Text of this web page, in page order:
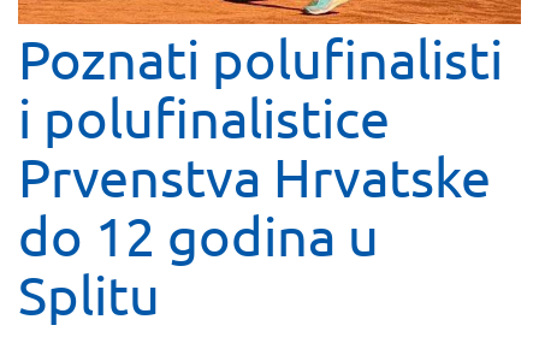
Poznati polufinalisti
i polufinalistice
Prvenstva Hrvatske
do 12 godina u
Splitu